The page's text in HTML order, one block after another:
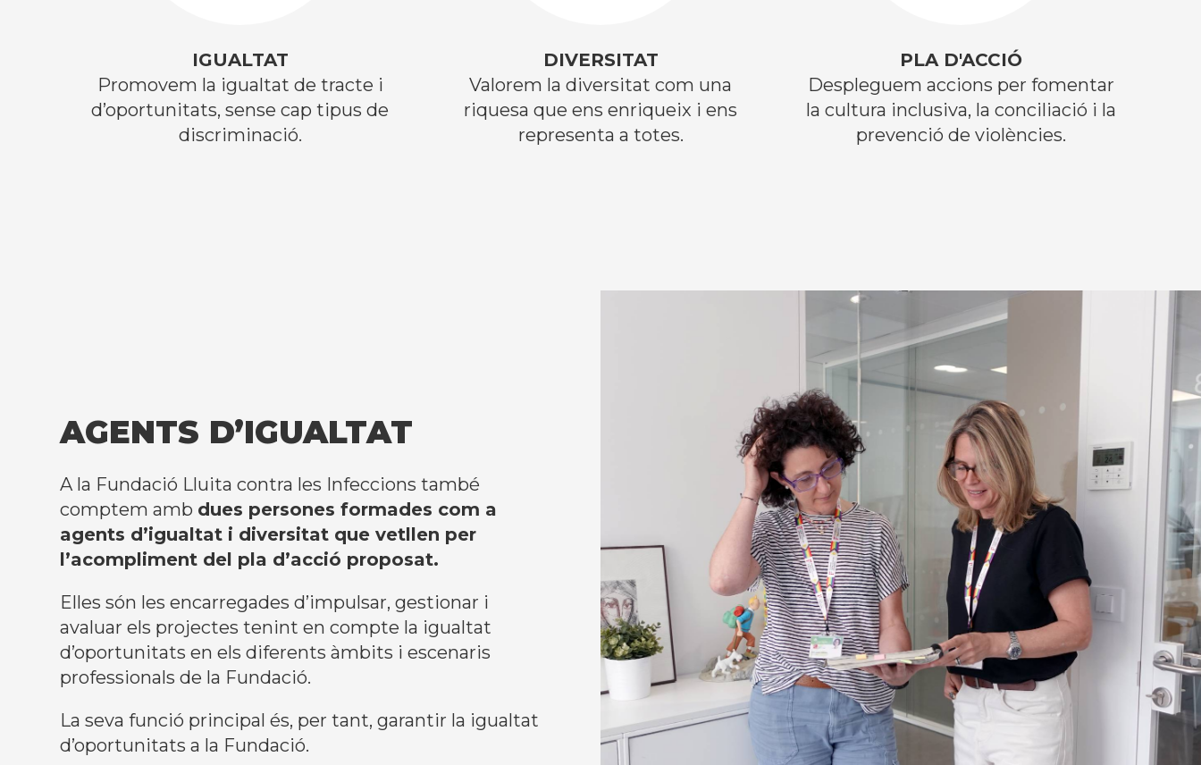
IGUALTAT
Promovem la igualtat de tracte i
d’oportunitats, sense cap tipus de
discriminació.​
DIVERSITAT
Valorem la diversitat com una
riquesa que ens enriqueix i ens
representa a totes.​
PLA D'ACCIÓ
Despleguem accions per fomentar
la cultura inclusiva, la conciliació i la
prevenció de violències.​
AGENTS D’IGUALTAT
A la Fundació Lluita contra les Infeccions també
comptem amb dues persones formades com a
agents d’igualtat i diversitat que vetllen per
l’acompliment del pla d’acció proposat.
Elles són les encarregades d’impulsar, gestionar i
avaluar els projectes tenint en compte la igualtat
d’oportunitats en els diferents àmbits i escenaris
professionals de la Fundació.
La seva funció principal és, per tant, garantir la igualtat
d’oportunitats a la Fundació.